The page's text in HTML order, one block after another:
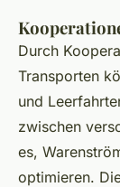
Durch
Transporten
und
zwischen
es,
optimieren.